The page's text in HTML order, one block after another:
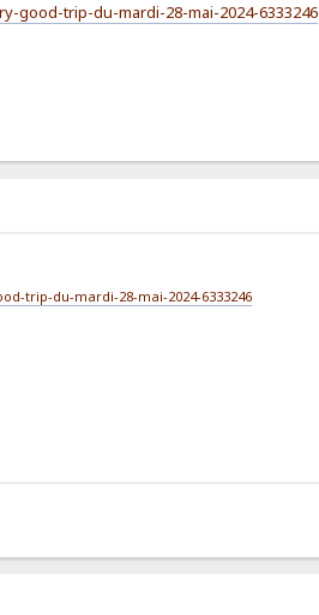
trip-du-mardi-28-mai-2024-6333246
trip-du-mardi-28-mai-2024-6333246